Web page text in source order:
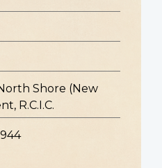
Shore (New
R.C.I.C.